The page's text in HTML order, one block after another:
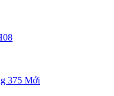
375 Mới